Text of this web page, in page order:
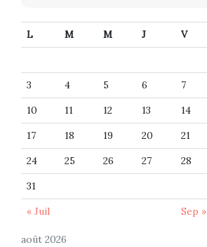
août 2026
L M M J V
3
4 5 6 7
10
11 12 13 14
17
18 19 20 21
24
25 26 27 28
31
« Juil
Sep »